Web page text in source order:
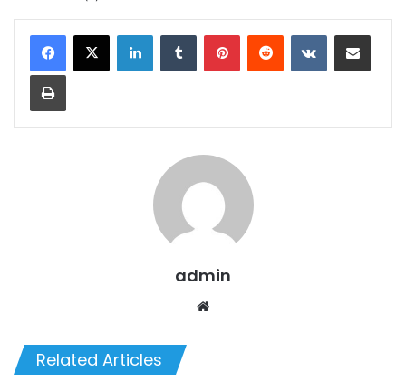
LinkedInTumblr PinterestReddit VKontakteShare via Email
Print
admin
Related Articles